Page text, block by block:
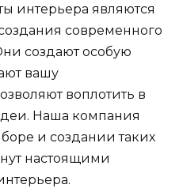
интерьера являются
современного
создают особую
вашу
воплотить в
Наша компания
и создании таких
настоящими